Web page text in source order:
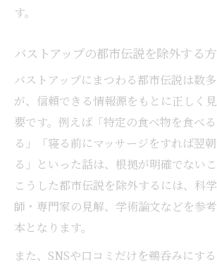
す。
バストアップの都市伝説を除外する
バストアップにまつわる都市伝説は数
が、信頼できる情報源をもとに正しく
要です。例えば「特定の食べ物を食べ
る」「寝る前にマッサージをすれば翌
る」といった話は、根拠が明確でないこ
こうした都市伝説を除外するには、科
師・専門家の見解、学術論文などを参
本となります。
また、SNSや口コミだけを鵜呑みにす